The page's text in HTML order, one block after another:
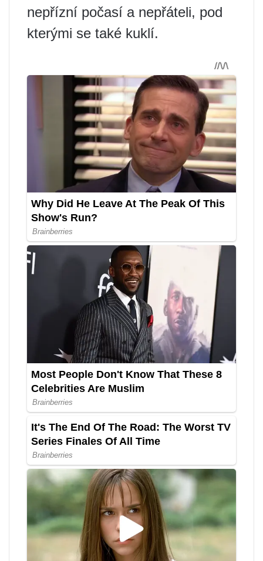
nepřízní počasí a nepřáteli, pod
kterými se také kuklí.